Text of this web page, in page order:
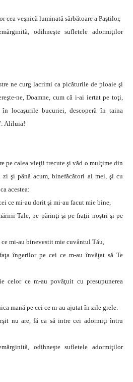
cea veşnică luminată sărbătoare a Paştilor,
odihneşte sufletele adormiţilor
ne curg lacrimi ca picăturile de ploaie şi
ne, Doamne, cum că i-ai iertat pe toţi,
locaşurile bucuriei, descoperă în taina
Aliluia!
pe calea vieţii trecute şi văd o mulţime din
zi şi până acum, binefăcători ai mei, şi cu
acestea:
ce mi-au dorit şi mi-au facut mie bine,
Tale, pe părinţi şi pe fraţii noştri şi pe
mi-au binevestit mie cuvântul Tău,
îngerilor pe cei ce m-au învăţat să Te
celor ce m-au povăţuit cu presupunerea
mană pe cei ce m-au ajutat în zile grele.
nu are, fă ca să intre cei adormiţi întru
odihneşte sufletele adormiţilor